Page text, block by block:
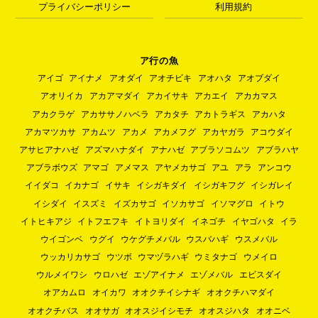
プライバシーポリシー 利用規約
ア行の魚
アイゴ アイナメ アオダイ アオチビキ アオハタ
アオブダイ
アオリイカ
アカアマダイ アカイサキ アカエイ
アカカマス
アカクラゲ
アカササノハベラ アカタチ アカトラギス
アカハタ
アカマツカサ
アカムツ アカメ アカメフグ アカヤガラ
アコウダイ
アサヒアナハゼ
アズマハナダイ アナハゼ アブラソコムツ
アブラハヤ
アブラボウズ
アマゴ アメマス アヤメカサゴ アユ アラ
アンコウ
イイダコ
イカナゴ イサキ イシガキダイ イシガキフグ
イシガレイ
イシダイ
イスズミ イズカサゴ イソカサゴ イソマグロ
イトウ
イトヒキアジ
イトフエフキ イトヨリダイ イネゴチ イヤゴハタ
イラ
ウイゴンベ
ウグイ ウケグチメバル ウスバハギ
ウスメバル
ウッカリカサゴ
ウツボ ウマヅラハギ ウミタナゴ
ウメイロ
ウルメイワシ
ウロハゼ エゾアイナメ エゾメバル
エビスダイ
オアカムロ
オイカワ オオクチイシナギ
オオクチハマダイ
オオクチバス
オオサガ オオスジイシモチ オオスジハタ オオニベ